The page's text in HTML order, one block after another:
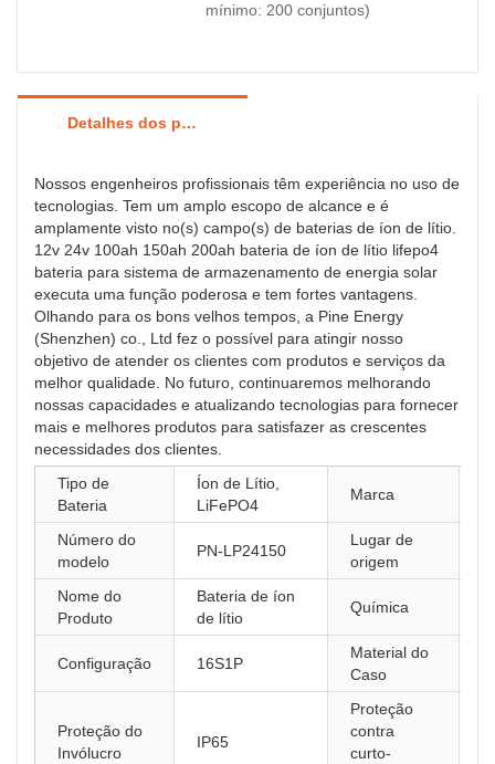
mínimo: 200 conjuntos)
Detalhes dos produtos
Nossos engenheiros profissionais têm experiência no uso de
tecnologias. Tem um amplo escopo de alcance e é
amplamente visto no(s) campo(s) de baterias de íon de lítio.
12v 24v 100ah 150ah 200ah bateria de íon de lítio lifepo4
bateria para sistema de armazenamento de energia solar
executa uma função poderosa e tem fortes vantagens.
Olhando para os bons velhos tempos, a Pine Energy
(Shenzhen) co., Ltd fez o possível para atingir nosso
objetivo de atender os clientes com produtos e serviços da
melhor qualidade. No futuro, continuaremos melhorando
nossas capacidades e atualizando tecnologias para fornecer
mais e melhores produtos para satisfazer as crescentes
necessidades dos clientes.
Tipo de
Bateria
Íon de Lítio,
LiFePO4
Marca
Número do
modelo
PN-LP24150
Lugar de
origem
Nome do
Produto
Bateria de íon
de lítio
Química
Configuração 16S1P
Material do
Caso
Proteção do
Invólucro
IP65
Proteção
contra
curto-